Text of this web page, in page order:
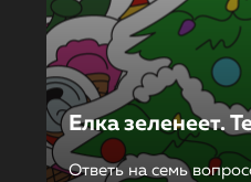
Елка зеленеет.
Ответь на семь